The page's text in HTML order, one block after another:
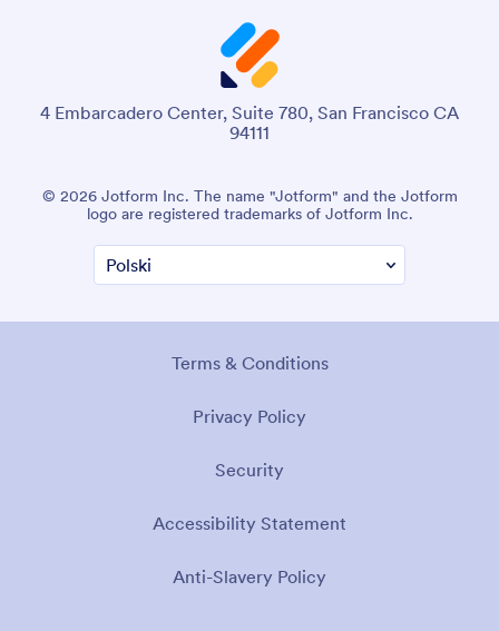
4 Embarcadero Center, Suite 780, San Francisco CA
94111
© 2026 Jotform Inc. The name "Jotform" and the Jotform
logo are registered trademarks of Jotform Inc.
Terms & Conditions
Privacy Policy
Security
Accessibility Statement
Anti-Slavery Policy